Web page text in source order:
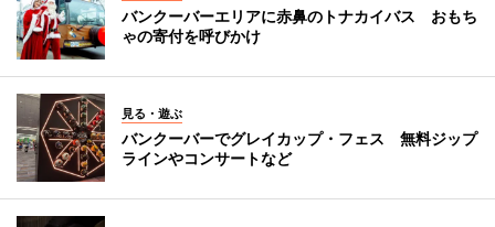
バンクーバーエリアに赤鼻のトナカイバス おもち
ゃの寄付を呼びかけ
見る・遊ぶ
バンクーバーでグレイカップ・フェス 無料ジップ
ラインやコンサートなど